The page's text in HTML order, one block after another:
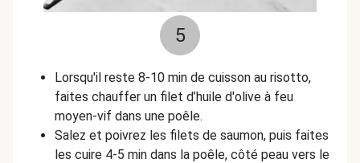
5
Lorsqu'il reste 8-10 min de cuisson au risotto,
faites chauffer un filet d’huile d'olive à feu
moyen-vif dans une poêle.
Salez et poivrez les filets de saumon, puis faites
les cuire 4-5 min dans la poêle, côté peau vers le